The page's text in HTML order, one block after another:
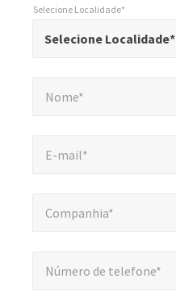
"
indica
Selecione Localidade*
Selecione Localidade*
Nome*
E-mail*
Companhia*
Número de telefone*